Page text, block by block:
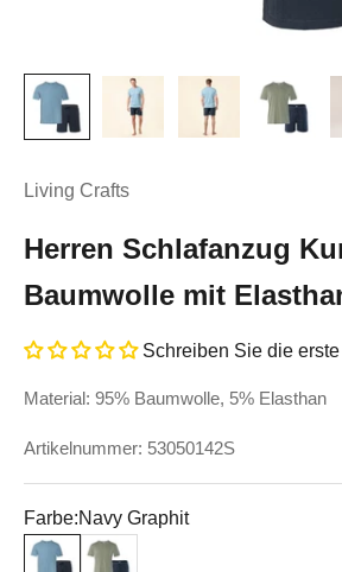
Living Crafts
Herren Schlafanzug
Baumwolle mit
Schreiben Sie die
Material: 95% Baumwolle, 5% Elasthan
Artikelnummer: 53050142S
Farbe:Navy Graphit
Navy Graphit
Willow